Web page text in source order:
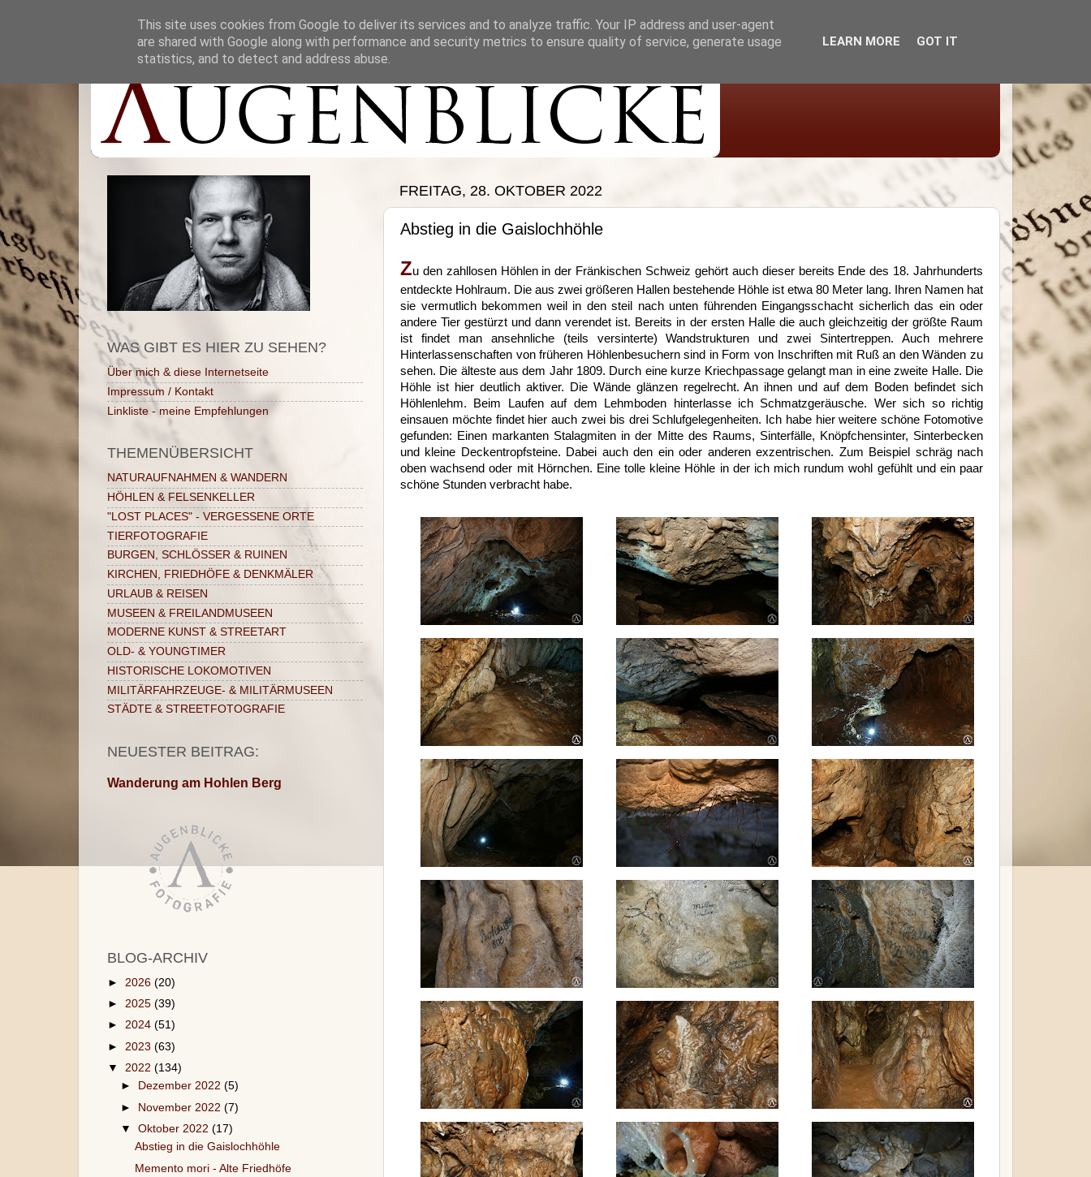
FREITAG, 28. OKTOBER 2022
Abstieg in die Gaislochhöhle
Zu den zahllosen Höhlen in der Fränkischen Schweiz gehört auch dieser bereits Ende des 18. Jahrhunderts
entdeckte Hohlraum. Die aus zwei größeren Hallen bestehende Höhle ist etwa 80 Meter lang. Ihren Namen hat
sie vermutlich bekommen weil in den steil nach unten führenden Eingangsschacht sicherlich das ein oder
andere Tier gestürzt und dann verendet ist. Bereits in der ersten Halle die auch gleichzeitig der größte Raum
ist findet man ansehnliche (teils versinterte) Wandstrukturen und zwei Sintertreppen. Auch mehrere
Hinterlassenschaften von früheren Höhlenbesuchern sind in Form von Inschriften mit Ruß an den Wänden zu
sehen. Die älteste aus dem Jahr 1809. Durch eine kurze Kriechpassage gelangt man in eine zweite Halle. Die
Höhle ist hier deutlich aktiver. Die Wände glänzen regelrecht. An ihnen und auf dem Boden befindet sich
Höhlenlehm. Beim Laufen auf dem Lehmboden hinterlasse ich Schmatzgeräusche. Wer sich so richtig
einsauen möchte findet hier auch zwei bis drei Schlufgelegenheiten. Ich habe hier weitere schöne Fotomotive
gefunden: Einen markanten Stalagmiten in der Mitte des Raums, Sinterfälle, Knöpfchensinter, Sinterbecken
und kleine Deckentropfsteine. Dabei auch den ein oder anderen exzentrischen. Zum Beispiel schräg nach
oben wachsend oder mit Hörnchen. Eine tolle kleine Höhle in der ich mich rundum wohl gefühlt und ein paar
schöne Stunden verbracht habe.
WAS GIBT ES HIER ZU SEHEN?
Über mich & diese Internetseite
Impressum / Kontakt
Linkliste - meine Empfehlungen
THEMENÜBERSICHT
NATURAUFNAHMEN & WANDERN
HÖHLEN & FELSENKELLER
"LOST PLACES" - VERGESSENE ORTE
TIERFOTOGRAFIE
BURGEN, SCHLÖSSER & RUINEN
KIRCHEN, FRIEDHÖFE & DENKMÄLER
URLAUB & REISEN
MUSEEN & FREILANDMUSEEN
MODERNE KUNST & STREETART
OLD- & YOUNGTIMER
HISTORISCHE LOKOMOTIVEN
MILITÄRFAHRZEUGE- & MILITÄRMUSEEN
STÄDTE & STREETFOTOGRAFIE
NEUESTER BEITRAG:
Wanderung am Hohlen Berg
BLOG-ARCHIV
► 2026 (20)
► 2025 (39)
► 2024 (51)
► 2023 (63)
▼ 2022 (134)
►
Dezember 2022(5)
► November 2022(7)
▼Oktober 2022(17)
Abstieg in die Gaislochhöhle
Memento mori - Alte Friedhöfe
This site uses cookies from Google to deliver its services and to analyze traffic. Your IP address and user-agent
are shared with Google along with performance and security metrics to ensure quality of service, generate usage
statistics, and to detect and address abuse.
LEARN MORE GOT IT